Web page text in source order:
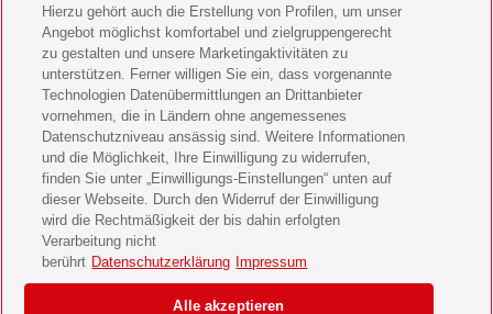
Brigitte Geschenkabo verschenken
GEOlino Geschenkabo verschenken
Stern Crime Geschenkabo verschenken
Welt der Wunder Geschenkabo verschenken
GEO Geschenkabo verschenken
Datenschutz & Cookies
Hierzu gehört auch die Erstellung von Profilen, um unser
Angebot möglichst komfortabel und zielgruppengerecht
zu gestalten und unsere Marketingaktivitäten zu
unterstützen. Ferner willigen Sie ein, dass vorgenannte
Technologien Datenübermittlungen an Drittanbieter
vornehmen, die in Ländern ohne angemessenes
Datenschutzniveau ansässig sind. Weitere Informationen
und die Möglichkeit, Ihre Einwilligung zu widerrufen,
finden Sie unter „Einwilligungs-Einstellungen“ unten auf
dieser Webseite. Durch den Widerruf der Einwilligung
wird die Rechtmäßigkeit der bis dahin erfolgten
Verarbeitung nicht
berührt Datenschutzerklärung Impressum
Alle akzeptieren